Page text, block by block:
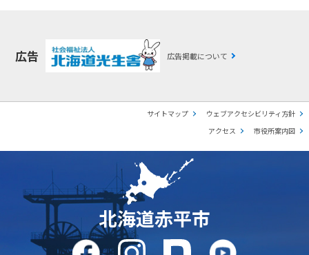
広告 広告掲載について
サイトマップ
ウェブアクセシビリティ方針
アクセス
市役所案内図
北海道赤平市